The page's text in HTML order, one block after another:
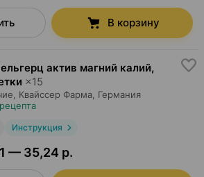
В корзину
актив магний калий,
×15
Квайссер Фарма , Германия
Инструкция
— 35,24 р.